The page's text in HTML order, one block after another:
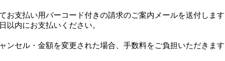
お支払い用バーコード付きの請求のご案内メールを送付しま
以内にお支払いください。
ンセル・金額を変更された場合、手数料をご負担いただきま